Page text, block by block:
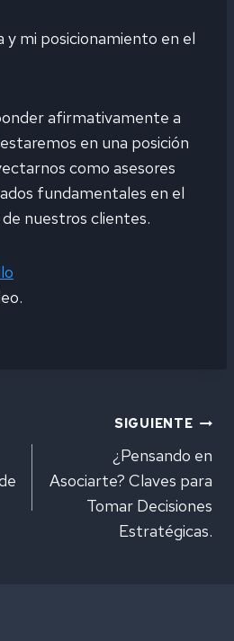
mi posicionamiento en el
afirmativamente a
en una posición
como asesores
fundamentales en el
nuestros clientes.
SIGUIENTE
¿Pensando en
Asociarte? Claves para
Tomar Decisiones
Estratégicas.